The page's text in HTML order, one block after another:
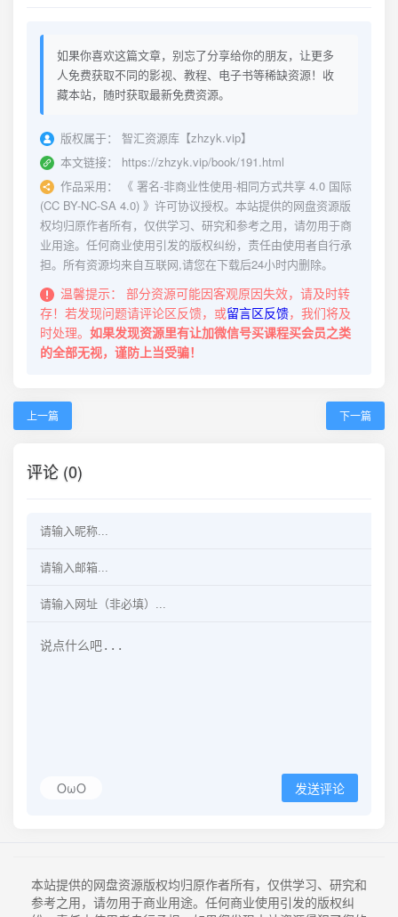
如果你喜欢这篇文章，别忘了分享给你的朋友，让更多
人免费获取不同的影视、教程、电子书等稀缺资源！收
藏本站，随时获取最新免费资源。
版权属于：
智汇资源库【zhzyk.vip】
本文链接：
https://zhzyk.vip/book/191.html
作品采用：
《 署名-非商业性使用-相同方式共享 4.0 国际
(CC BY-NC-SA 4.0) 》许可协议授权。本站提供的网盘资源版
权均归原作者所有，仅供学习、研究和参考之用，请勿用于商
业用途。任何商业使用引发的版权纠纷，责任由使用者自行承
担。所有资源均来自互联网,请您在下载后24小时内删除。
温馨提示：
部分资源可能因客观原因失效，请及时转
存！若发现问题请评论区反馈，或留言区反馈，我们将及
时处理。 如果发现资源里有让加微信号买课程买会员之类
的全部无视，谨防上当受骗！
上一篇 下一篇
评论 (0)
OωO 发送评论
本站提供的网盘资源版权均归原作者所有，仅供学习、研究和
参考之用，请勿用于商业用途。任何商业使用引发的版权纠